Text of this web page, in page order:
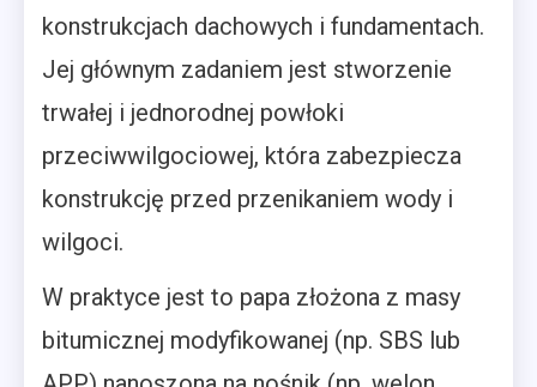
konstrukcjach dachowych i fundamentach.
Jej głównym zadaniem jest stworzenie
trwałej i jednorodnej powłoki
przeciwwilgociowej, która zabezpiecza
konstrukcję przed przenikaniem wody i
wilgoci.
W praktyce jest to papa złożona z masy
bitumicznej modyfikowanej (np. SBS lub